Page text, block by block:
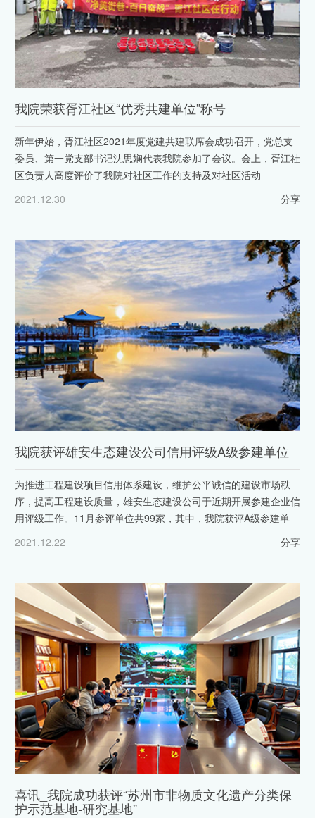
我院荣获胥江社区“优秀共建单位”称号
新年伊始，胥江社区2021年度党建共建联席会成功召开，党总支
委员、第一党支部书记沈思娴代表我院参加了会议。会上，胥江社
区负责人高度评价了我院对社区工作的支持及对社区活动
2021.12.30
分享
我院获评雄安生态建设公司信用评级A级参建单位
为推进工程建设项目信用体系建设，维护公平诚信的建设市场秩
序，提高工程建设质量，雄安生态建设公司于近期开展参建企业信
用评级工作。11月参评单位共99家，其中，我院获评A级参建单
2021.12.22
分享
喜讯_我院成功获评“苏州市非物质文化遗产分类保
护示范基地-研究基地”